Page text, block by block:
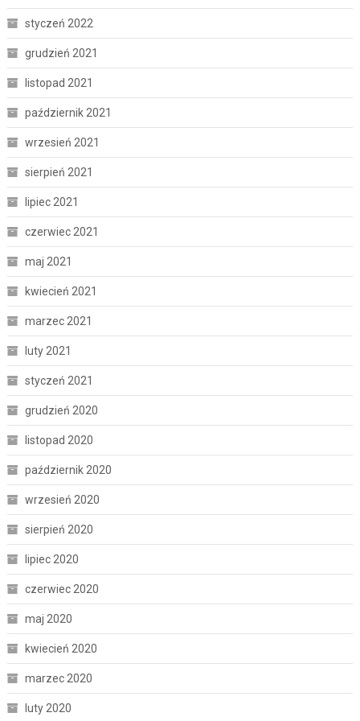
styczeń 2022
grudzień 2021
listopad 2021
październik 2021
wrzesień 2021
sierpień 2021
lipiec 2021
czerwiec 2021
maj 2021
kwiecień 2021
marzec 2021
luty 2021
styczeń 2021
grudzień 2020
listopad 2020
październik 2020
wrzesień 2020
sierpień 2020
lipiec 2020
czerwiec 2020
maj 2020
kwiecień 2020
marzec 2020
luty 2020